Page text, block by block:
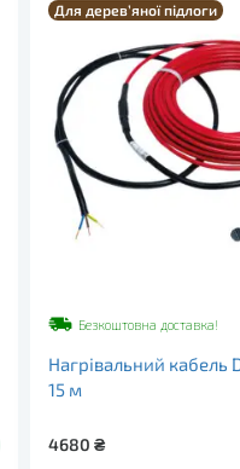
Для дерев’яної підлоги
Безкоштовна доставка!
Нагрівальний кабель
15 м
4680₴